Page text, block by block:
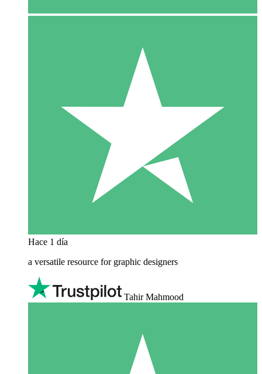
Hace 1 día
a versatile resource for graphic designers
Tahir Mahmood